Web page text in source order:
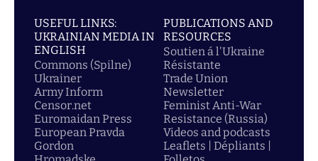
USEFUL LINKS:
UKRAINIAN MEDIA IN
ENGLISH
Commons (Spilne)
Ukrainer
Army Inform
Censor.net
Euromaidan Press
European Pravda
Gordon
PUBLICATIONS AND
RESOURCES
Soutien á l'Ukraine
Résistante
Trade Union
Newsletter
Feminist Anti-War
Resistance (Russia)
Videos and podcasts
Leaflets | Dépliants |